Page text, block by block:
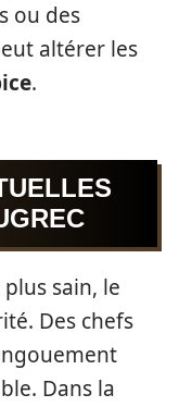
ou des
altérer les
.
plus sain, le
Des chefs
Dans la